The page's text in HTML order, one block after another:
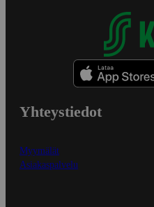
Yhteystiedot
Myymälät
Asiakaspalvelu